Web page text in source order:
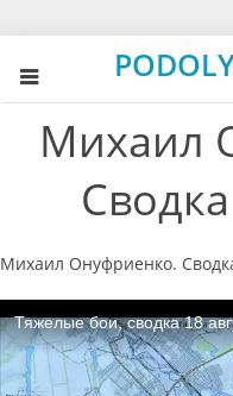
Михаил
Михаил Онуфриенко.